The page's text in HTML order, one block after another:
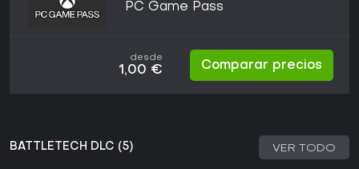
PC Game Pass
desde
1,00 € Comparar precios
BATTLETECH DLC (5) VER TODO